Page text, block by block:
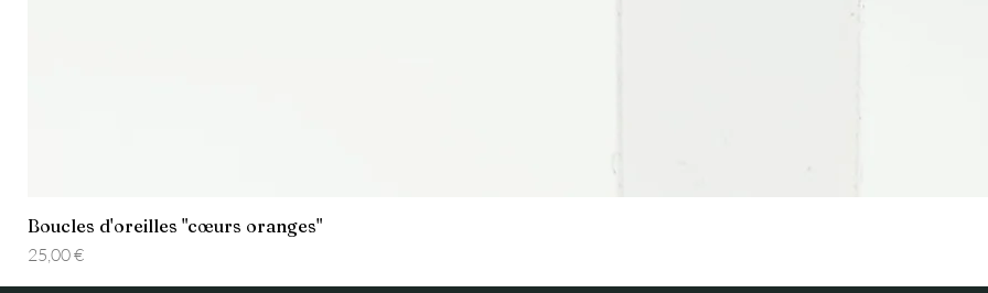
Boucles d'oreilles "cœurs oranges"
Prix
25,00 €